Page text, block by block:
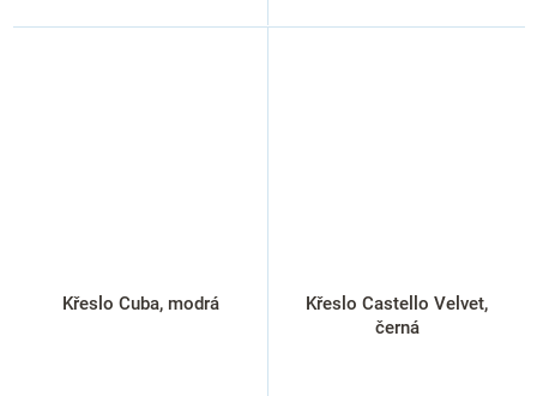
Křeslo Cuba, modrá
Křeslo Castello Velvet,
černá